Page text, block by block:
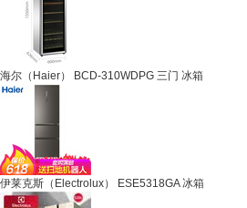
海尔（Haier） BCD-310WDPG 三门 冰箱
伊莱克斯（Electrolux） ESE5318GA 冰箱